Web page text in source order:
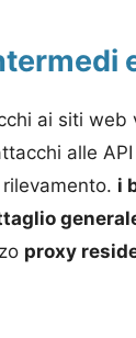
ai siti
alle
i
proxy